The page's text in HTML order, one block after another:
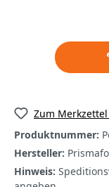
Zum
Produktnummer:
Hersteller:
Hinweis: